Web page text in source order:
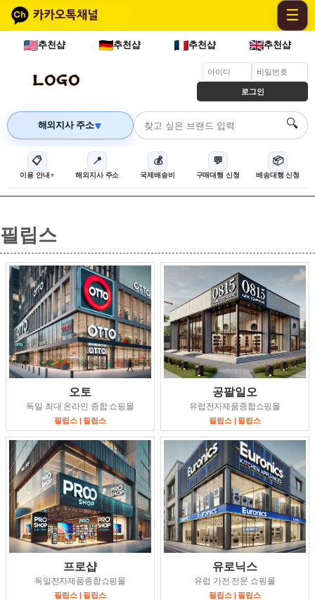
☰
추천샵 추천샵 추천샵 추천샵
로그인
해외지사 주소🔽 🔍
📋
이용 안내
📍
해외지사 주소
💰
국제배송비
💬
구매대행 신청
📦
배송대행 신청
필립스
오토
독일 최대 온라인 종합 쇼핑몰
필립스 | 필립스
공팔일오
유럽전자제품종합쇼핑몰
필립스 | 필립스
프로샵
독일전자제품종합쇼핑몰
필립스 | 필립스
유로닉스
유럽 가전 전문 쇼핑몰
필립스 | 필립스